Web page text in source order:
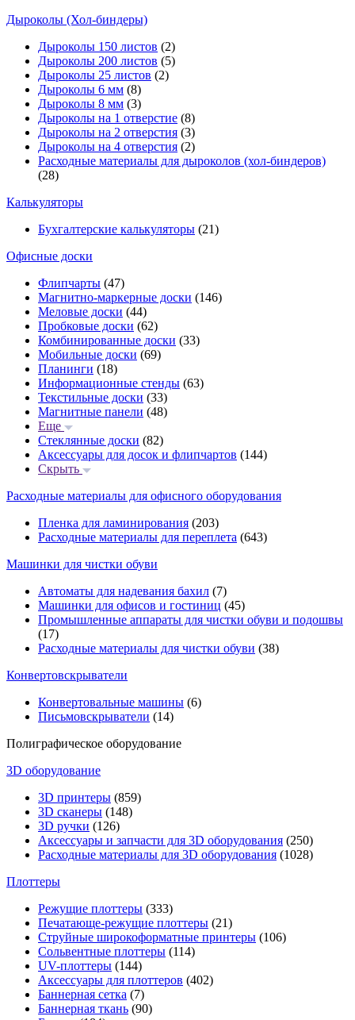
Дыроколы (Хол-биндеры)
Дыроколы 150 листов (2)
Дыроколы 200 листов (5)
Дыроколы 25 листов (2)
Дыроколы 6 мм (8)
Дыроколы 8 мм (3)
Дыроколы на 1 отверстие (8)
Дыроколы на 2 отверстия (3)
Дыроколы на 4 отверстия (2)
Расходные материалы для дыроколов (хол-биндеров)
(28)
Калькуляторы
Бухгалтерские калькуляторы (21)
Офисные доски
Флипчарты (47)
Магнитно-маркерные доски (146)
Меловые доски (44)
Пробковые доски (62)
Комбинированные доски (33)
Мобильные доски (69)
Планинги (18)
Информационные стенды (63)
Текстильные доски (33)
Магнитные панели (48)
Еще
Стеклянные доски (82)
Аксессуары для досок и флипчартов (144)
Скрыть
Расходные материалы для офисного оборудования
Пленка для ламинирования (203)
Расходные материалы для переплета (643)
Машинки для чистки обуви
Автоматы для надевания бахил (7)
Машинки для офисов и гостиниц (45)
Промышленные аппараты для чистки обуви и подошвы
(17)
Расходные материалы для чистки обуви (38)
Конвертовскрыватели
Конвертовальные машины (6)
Письмовскрыватели (14)
Полиграфическое оборудование
3D оборудование
3D принтеры (859)
3D сканеры (148)
3D ручки (126)
Аксессуары и запчасти для 3D оборудования (250)
Расходные материалы для 3D оборудования (1028)
Плоттеры
Режущие плоттеры (333)
Печатающе-режущие плоттеры (21)
Струйные широкоформатные принтеры (106)
Сольвентные плоттеры (114)
UV-плоттеры (144)
Аксессуары для плоттеров (402)
Баннерная сетка (7)
Баннерная ткань (90)